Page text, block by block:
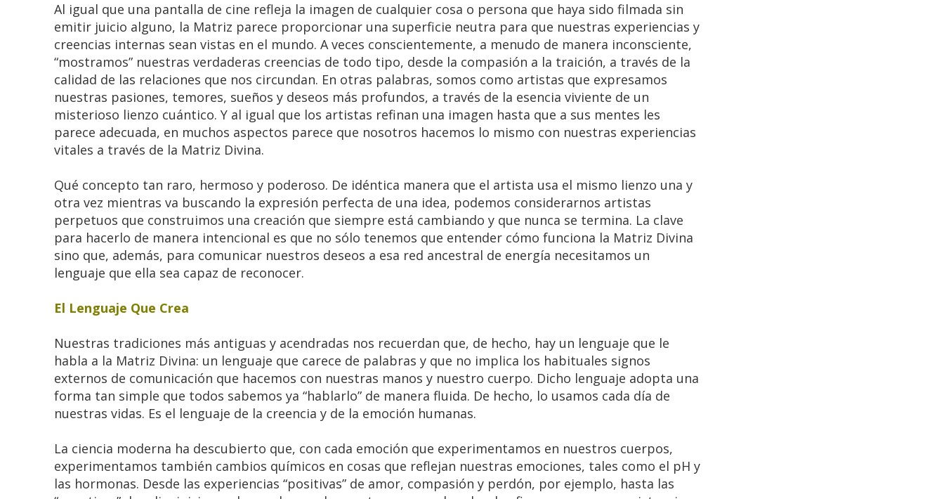
Al igual que una pantalla de cine refleja la imagen de cualquier cosa o persona que haya sido filmada sin
emitir juicio alguno, la Matriz parece proporcionar una superficie neutra para que nuestras experiencias y
creencias internas sean vistas en el mundo. A veces conscientemente, a menudo de manera inconsciente,
“mostramos” nuestras verdaderas creencias de todo tipo, desde la compasión a la traición, a través de la
calidad de las relaciones que nos circundan. En otras palabras, somos como artistas que expresamos
nuestras pasiones, temores, sueños y deseos más profundos, a través de la esencia viviente de un
misterioso lienzo cuántico. Y al igual que los artistas refinan una imagen hasta que a sus mentes les
parece adecuada, en muchos aspectos parece que nosotros hacemos lo mismo con nuestras experiencias
vitales a través de la Matriz Divina.
Qué concepto tan raro, hermoso y poderoso. De idéntica manera que el artista usa el mismo lienzo una y
otra vez mientras va buscando la expresión perfecta de una idea, podemos considerarnos artistas
perpetuos que construimos una creación que siempre está cambiando y que nunca se termina. La clave
para hacerlo de manera intencional es que no sólo tenemos que entender cómo funciona la Matriz Divina
sino que, además, para comunicar nuestros deseos a esa red ancestral de energía necesitamos un
lenguaje que ella sea capaz de reconocer.
El Lenguaje Que Crea
Nuestras tradiciones más antiguas y acendradas nos recuerdan que, de hecho, hay un lenguaje que le
habla a la Matriz Divina: un lenguaje que carece de palabras y que no implica los habituales signos
externos de comunicación que hacemos con nuestras manos y nuestro cuerpo. Dicho lenguaje adopta una
forma tan simple que todos sabemos ya “hablarlo” de manera fluida. De hecho, lo usamos cada día de
nuestras vidas. Es el lenguaje de la creencia y de la emoción humanas.
La ciencia moderna ha descubierto que, con cada emoción que experimentamos en nuestros cuerpos,
experimentamos también cambios químicos en cosas que reflejan nuestras emociones, tales como el pH y
las hormonas. Desde las experiencias “positivas” de amor, compasión y perdón, por ejemplo, hasta las